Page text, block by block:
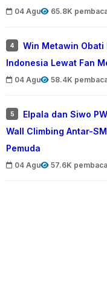
04 Agu 65.8K
4
Win Metawin
Indonesia Lewat Fan
04 Agu 58.4K
5
Elpala dan Siwo
Wall Climbing Antar-
Pemuda
04 Agu 57.6K pembaca